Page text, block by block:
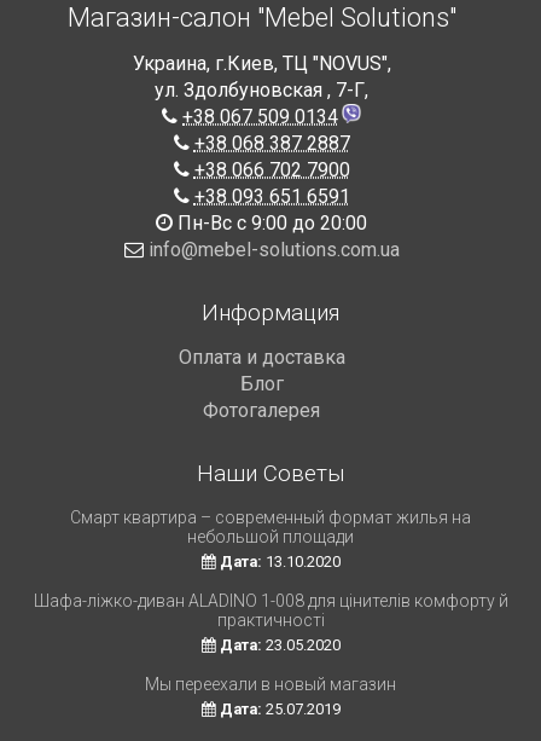
Магазин-салон "Mebel Solutions"
Украина, г.Киев, ТЦ "NOVUS",
ул. Здолбуновская , 7-Г,
+38 067 509 0134
+38 068 387 2887
+38 066 702 7900
+38 093 651 6591
Пн-Вс с 9:00 до 20:00
info@mebel-solutions.com.ua
Информация
Оплата и доставка
Блог
Фотогалерея
Наши Советы
Смарт квартира – современный формат жилья на
небольшой площади
Дата: 13.10.2020
Шафа-ліжко-диван ALADINO 1-008 для цінителів комфорту й
практичності
Дата: 23.05.2020
Мы переехали в новый магазин
Дата: 25.07.2019